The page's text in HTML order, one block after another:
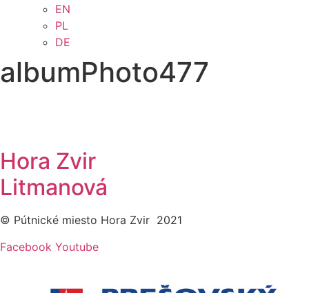
EN
PL
DE
albumPhoto477
Hora Zvir
Litmanová
© Pútnické miesto Hora Zvir 2021
Facebook Youtube